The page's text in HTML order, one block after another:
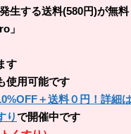
生する送料(580円)が無料
」
す
使用可能です
＋送料０円！詳細
りで開催中です